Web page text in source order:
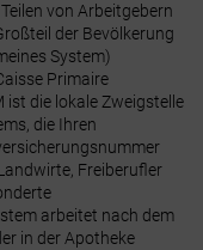
von Arbeitgebern
der Bevölkerung
System)
Primaire
ist die lokale Zweigstelle
die Ihren
Freiberufler
arbeitet nach dem
in der Apotheke